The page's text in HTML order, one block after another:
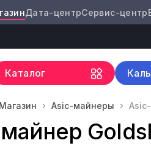
Дата-центрСервис-центр
Каталог
Магазин Asic-майнеры